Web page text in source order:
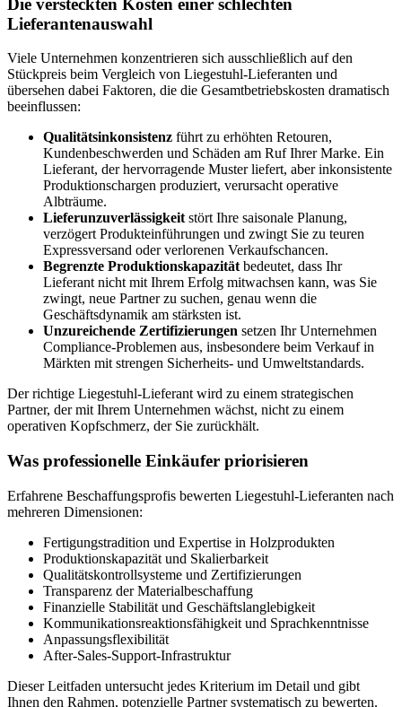
Lieferantenauswahl
Viele Unternehmen konzentrieren sich ausschließlich auf den
Stückpreis beim Vergleich von Liegestuhl-Lieferanten und
übersehen dabei Faktoren, die die Gesamtbetriebskosten dramatisch
beeinflussen:
Qualitätsinkonsistenz führt zu erhöhten Retouren,
Kundenbeschwerden und Schäden am Ruf Ihrer Marke. Ein
Lieferant, der hervorragende Muster liefert, aber inkonsistente
Produktionschargen produziert, verursacht operative
Albträume.
Lieferunzuverlässigkeit stört Ihre saisonale Planung,
verzögert Produkteinführungen und zwingt Sie zu teuren
Expressversand oder verlorenen Verkaufschancen.
Begrenzte Produktionskapazität bedeutet, dass Ihr
Lieferant nicht mit Ihrem Erfolg mitwachsen kann, was Sie
zwingt, neue Partner zu suchen, genau wenn die
Geschäftsdynamik am stärksten ist.
Unzureichende Zertifizierungen setzen Ihr Unternehmen
Compliance-Problemen aus, insbesondere beim Verkauf in
Märkten mit strengen Sicherheits- und Umweltstandards.
Der richtige Liegestuhl-Lieferant wird zu einem strategischen
Partner, der mit Ihrem Unternehmen wächst, nicht zu einem
operativen Kopfschmerz, der Sie zurückhält.
Was professionelle Einkäufer priorisieren
Erfahrene Beschaffungsprofis bewerten Liegestuhl-Lieferanten nach
mehreren Dimensionen:
Fertigungstradition und Expertise in Holzprodukten
Produktionskapazität und Skalierbarkeit
Qualitätskontrollsysteme und Zertifizierungen
Transparenz der Materialbeschaffung
Finanzielle Stabilität und Geschäftslanglebigkeit
Kommunikationsreaktionsfähigkeit und Sprachkenntnisse
Anpassungsflexibilität
After-Sales-Support-Infrastruktur
Dieser Leitfaden untersucht jedes Kriterium im Detail und gibt
Ihnen den Rahmen, potenzielle Partner systematisch zu bewerten.